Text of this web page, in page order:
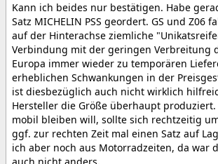
Kann ich beides nur bestätigen. Habe
Satz MICHELIN PSS geordert. GS und Z06
auf der Hinterachse ziemliche
Verbindung mit der geringen Verbreitung
Europa immer wieder zu temporären
erheblichen Schwankungen in der
ist diesbezüglich auch nicht wirklich
Hersteller die Größe überhaupt produziert.
mobil bleiben will, sollte sich rechtzeitig
ggf. zur rechten Zeit mal einen Satz auf
ich aber noch aus Motorradzeiten, da war